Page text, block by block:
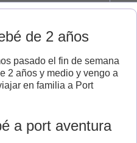
de 2 años
pasado el fin de semana
2 años y medio y vengo a
en familia a Port
a port aventura